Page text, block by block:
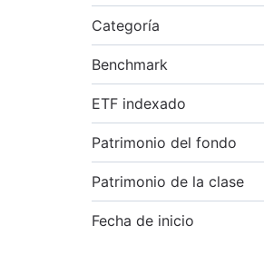
Categoría
Benchmark
ETF indexado
Patrimonio del fondo
Patrimonio de la clase
Fecha de inicio